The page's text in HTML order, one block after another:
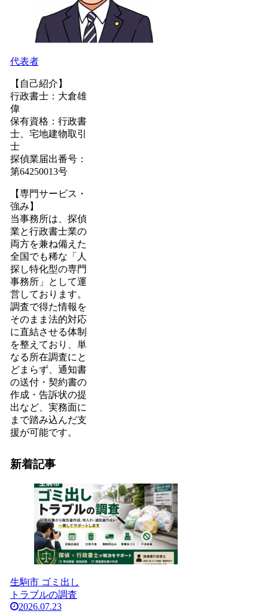
代表者
【自己紹介】
行政書士：大倉雄
偉
保有資格：行政書
士、宅地建物取引
士
探偵業届出番号：
第64250013号
【専門サービス・
強み】
当事務所は、探偵
業と行政書士業の
両方を兼ね備えた
全国でも稀な「人
探し特化型の専門
事務所」として運
営しております。
調査で得た情報を
そのまま法的対応
に直結させる体制
を整えており、単
なる所在調査にと
どまらず、通知書
の送付・契約書の
作成・告訴状の提
出など、実務面に
まで踏み込んだ支
援が可能です。
新着記事
生駒市 ゴミ出し
トラブルの調査
2026.07.23